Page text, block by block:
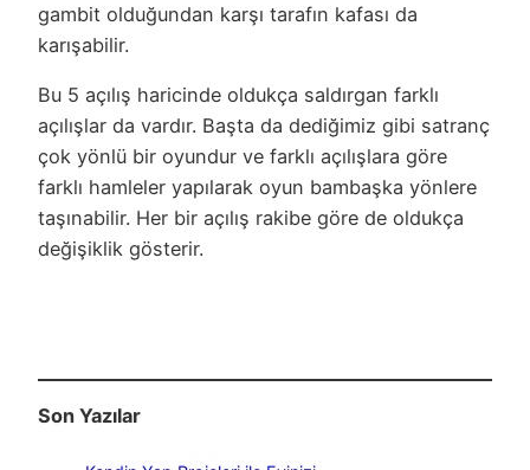
gambit olduğundan karşı tarafın kafası da
karışabilir.
Bu 5 açılış haricinde oldukça saldırgan farklı
açılışlar da vardır. Başta da dediğimiz gibi satranç
çok yönlü bir oyundur ve farklı açılışlara göre
farklı hamleler yapılarak oyun bambaşka yönlere
taşınabilir. Her bir açılış rakibe göre de oldukça
değişiklik gösterir.
Son Yazılar